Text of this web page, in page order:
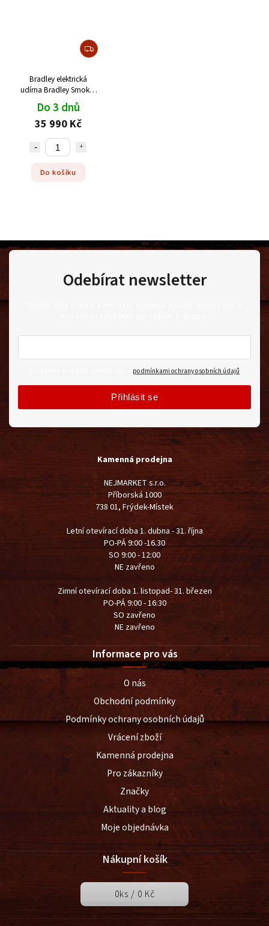
Bradley elektrická
udírna Bradley Smoker
Raven
Do 3 dnů
35 990 Kč
Do košíku
Kamenná prodejna
NEJMARKET s.r.o.
Příborská 1000
738 01, Frýdek-Místek
Letní otevírací doba 1. dubna - 31. října
PO-PÁ 9:00 -16.30
SO 9:00 - 12:00
NE zavřeno
Zimní otevírací doba 1. listopad- 31. březen
PO-PÁ 9:00 - 16:30
SO zavřeno
NE zavřeno
Informace pro vás
O nás
Obchodní podmínky
Podmínky ochrany osobních údajů
Vrácení zboží
Kamenná prodejna
Pro zákazníky
Značky
Aktuality a blog
Moje objednávka
Nákupní košík
0ks / 0 Kč
Odebírat newsletter
podmínkami ochrany osobních údajů
Přihlásit se